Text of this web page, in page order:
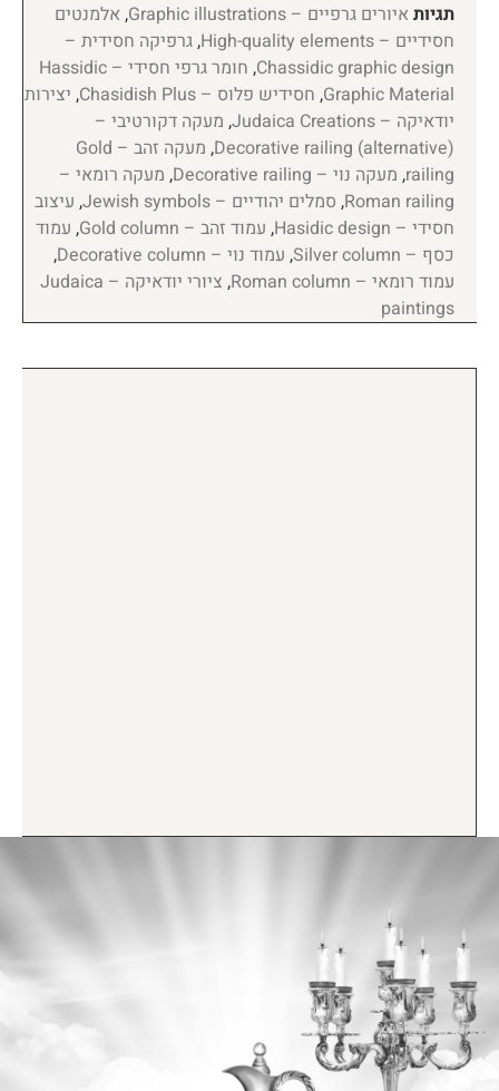
תגיות איורים גרפיים – Graphic illustrations , אלמנטים
חסידיים – High-quality elements
,גרפיקה חסידית –
Chassidic graphic design
,
חומר גרפי חסידי – Hassidic
Graphic Material
, חסידיש פלוס – Chasidish Plus , יצירות
יודאיקה – Judaica Creations
, מעקה דקורטיבי –
Decorative railing (alternative)
,
מעקה זהב – Gold
railing
, מעקה נוי – Decorative railing , מעקה רומאי –
Roman railing
, סמלים יהודיים – Jewish symbols , עיצוב
חסידי – Hasidic design
, עמוד זהב – Gold column , עמוד
כסף – Silver column
, עמוד נוי – Decorative column
,
עמוד רומאי – Roman column
,
ציורי יודאיקה – Judaica
paintings